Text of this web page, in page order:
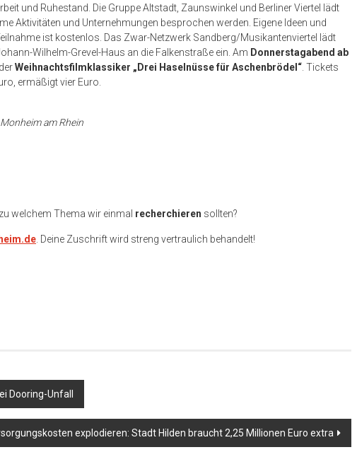
und Ruhestand. Die Gruppe Altstadt, Zaunswinkel und Berliner Viertel lädt
Aktivitäten und Unternehmungen besprochen werden. Eigene Ideen und
ist kostenlos. Das Zwar-Netzwerk Sandberg/Musikantenviertel lädt
Wilhelm-Grevel-Haus an die Falkenstraße ein. Am Donnerstagabend ab
Weihnachtsfilmklassiker „Drei Haselnüsse für Aschenbrödel“. Tickets
ermäßigt vier Euro.
am Rhein
welchem Thema wir einmal recherchieren sollten?
. Deine Zuschrift wird streng vertraulich behandelt!
Dooring-Unfall
explodieren: Stadt Hilden braucht 2,25 Millionen Euro extra